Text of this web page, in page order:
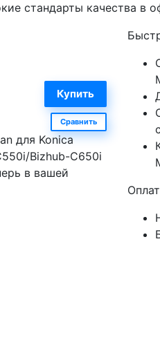
стандарты качества в
Сравнить
для Konica
Bizhub-C650i
в вашей